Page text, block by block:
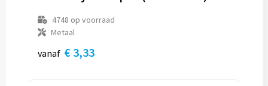
4748 op voorraad
Metaal
vanaf € 3,33